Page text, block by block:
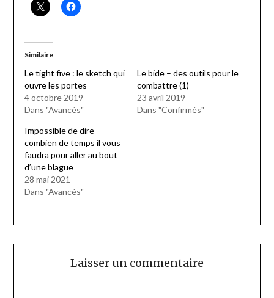
Similaire
Le tight five : le sketch qui
ouvre les portes
4 octobre 2019
Dans "Avancés"
Le bide – des outils pour le
combattre (1)
23 avril 2019
Dans "Confirmés"
Impossible de dire
combien de temps il vous
faudra pour aller au bout
d’une blague
28 mai 2021
Dans "Avancés"
Laisser un commentaire